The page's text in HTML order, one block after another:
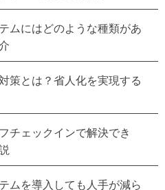
ムにはどのような種類があ
策とは？省人化を実現する
チェックインで解決でき
ムを導入しても人手が減ら